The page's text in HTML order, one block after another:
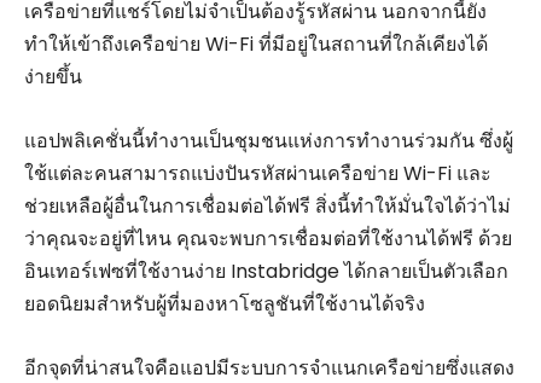
เครือข่ายที่แชร์โดยไม่จำเป็นต้องรู้รหัสผ่าน นอกจากนี้ยัง
ทำให้เข้าถึงเครือข่าย Wi-Fi ที่มีอยู่ในสถานที่ใกล้เคียงได้
ง่ายขึ้น
แอปพลิเคชั่นนี้ทำงานเป็นชุมชนแห่งการทำงานร่วมกัน ซึ่งผู้
ใช้แต่ละคนสามารถแบ่งปันรหัสผ่านเครือข่าย Wi-Fi และ
ช่วยเหลือผู้อื่นในการเชื่อมต่อได้ฟรี สิ่งนี้ทำให้มั่นใจได้ว่าไม่
ว่าคุณจะอยู่ที่ไหน คุณจะพบการเชื่อมต่อที่ใช้งานได้ฟรี ด้วย
อินเทอร์เฟซที่ใช้งานง่าย Instabridge ได้กลายเป็นตัวเลือก
ยอดนิยมสำหรับผู้ที่มองหาโซลูชันที่ใช้งานได้จริง
อีกจุดที่น่าสนใจคือแอปมีระบบการจำแนกเครือข่ายซึ่งแสดง